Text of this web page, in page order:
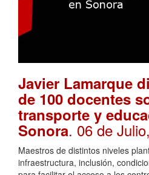
Javier Lamarque
de 100 docentes
transporte y
Sonora. 06 de
Maestros de distintos niveles
infraestructura, inclusión,